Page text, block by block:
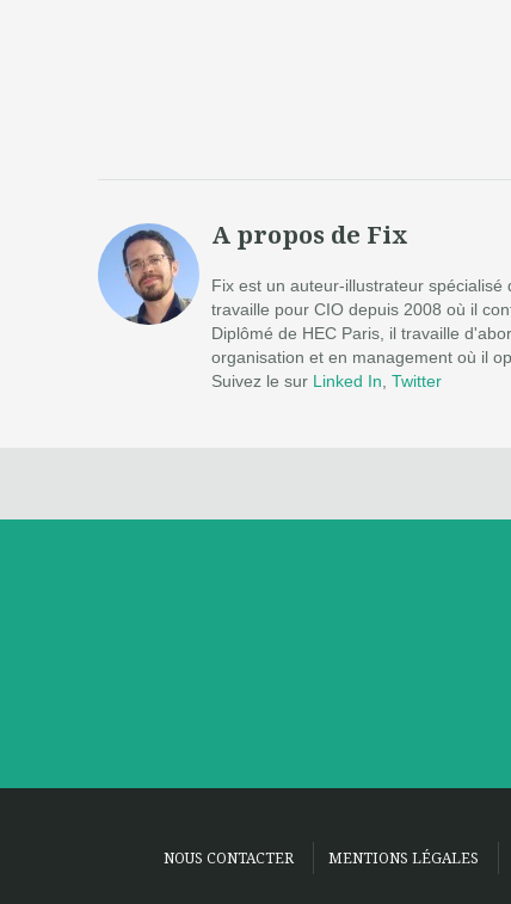
A propos de Fix
Fix est un auteur-illustrateur
travaille pour CIO depuis 2008 où il
Diplômé de HEC Paris, il travaille
organisation et en management où il
Suivez le sur Linked In Twitter
NOUS CONTACTER MENTIONS LÉGALES